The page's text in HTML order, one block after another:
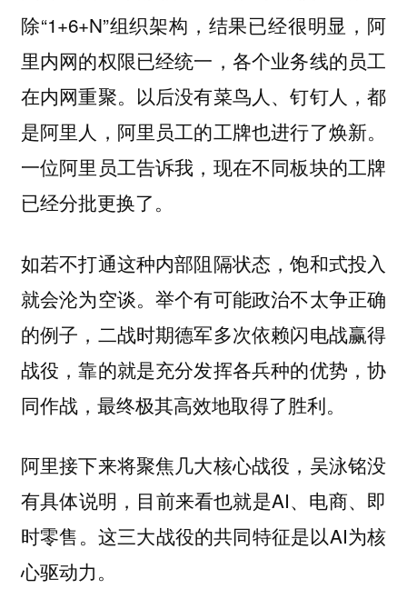
除“1+6+N”组织架构，结果已经很明显，阿
里内网的权限已经统一，各个业务线的员工
在内网重聚。以后没有菜鸟人、钉钉人，都
是阿里人，阿里员工的工牌也进行了焕新。
一位阿里员工告诉我，现在不同板块的工牌
已经分批更换了。
如若不打通这种内部阻隔状态，饱和式投入
就会沦为空谈。举个有可能政治不太争正确
的例子，二战时期德军多次依赖闪电战赢得
战役，靠的就是充分发挥各兵种的优势，协
同作战，最终极其高效地取得了胜利。
阿里接下来将聚焦几大核心战役，吴泳铭没
有具体说明，目前来看也就是AI、电商、即
时零售。这三大战役的共同特征是以AI为核
心驱动力。